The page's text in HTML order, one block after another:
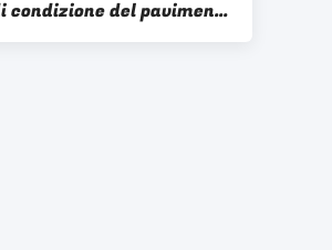
condizione del pavimento
per il sistema centrale